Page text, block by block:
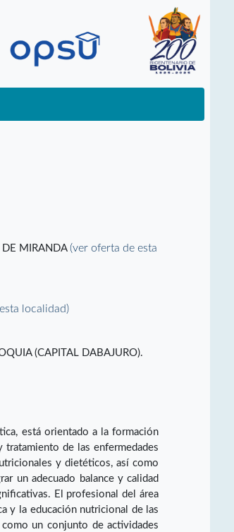
DE MIRANDA(ver oferta de esta
localidad)
(CAPITAL DABAJURO).
está orientado a la formación
de las enfermedades
y dietéticos, así como
un adecuado balance y calidad
El profesional del área
y la educación nutricional de las
un conjunto de actividades